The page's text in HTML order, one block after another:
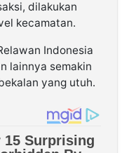
dilakukan
kecamatan.
Indonesia
lainnya semakin
yang utuh.